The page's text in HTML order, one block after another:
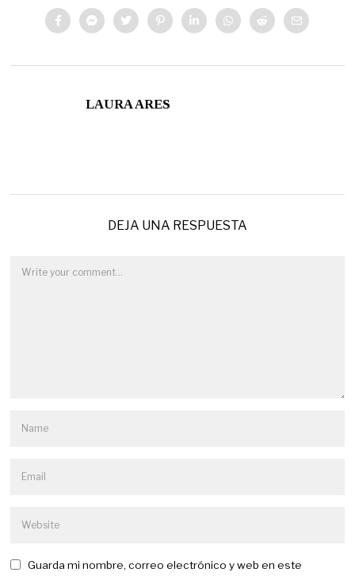
LAURA ARES
DEJA UNA RESPUESTA
Guarda mi nombre, correo electrónico y web en este